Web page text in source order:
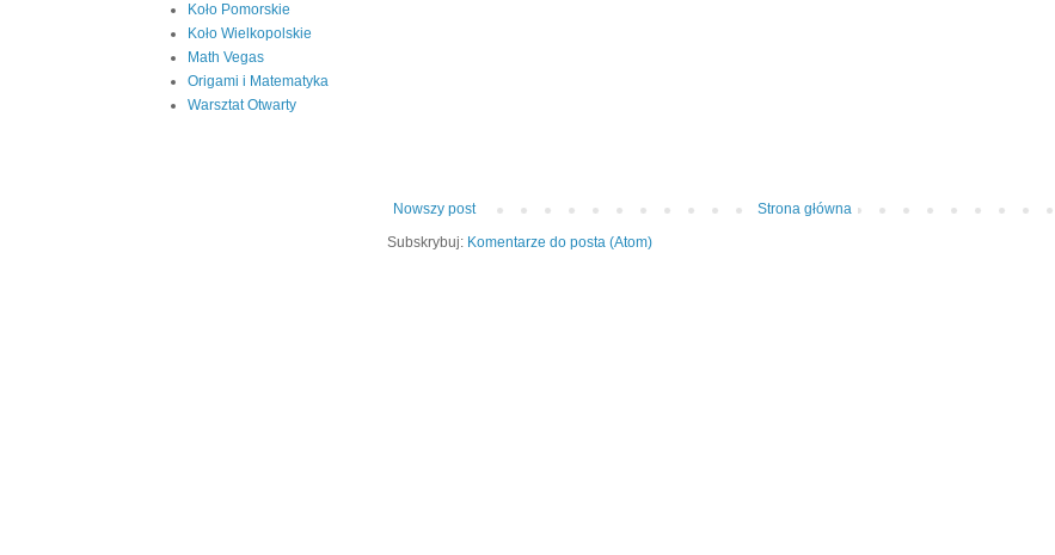
Nowszy post
Strona główna
Subskrybuj: Komentarze do posta (Atom)
Koło Pomorskie
Koło Wielkopolskie
Math Vegas
Origami i Matematyka
Warsztat Otwarty